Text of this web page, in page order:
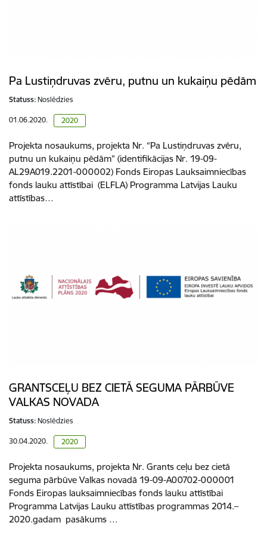
Pa Lustiņdruvas zvēru, putnu un kukaiņu pēdām
Statuss: Noslēdzies
01.06.2020. 2020
Projekta nosaukums, projekta Nr. “Pa Lustiņdruvas zvēru,
putnu un kukaiņu pēdām” (identifikācijas Nr. 19-09-
AL29A019.2201-000002) Fonds Eiropas Lauksaimniecības
fonds lauku attīstībai (ELFLA) Programma Latvijas Lauku
attīstības…
GRANTSCEĻU BEZ CIETĀ SEGUMA PĀRBŪVE
VALKAS NOVADA
Statuss: Noslēdzies
30.04.2020. 2020
Projekta nosaukums, projekta Nr. Grants ceļu bez cietā
seguma pārbūve Valkas novadā 19-09-A00702-000001
Fonds Eiropas lauksaimniecības fonds lauku attīstībai
Programma Latvijas Lauku attīstības programmas 2014.–
2020.gadam pasākums …